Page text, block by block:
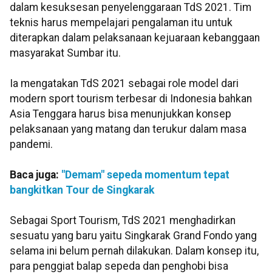
dalam kesuksesan penyelenggaraan TdS 2021. Tim
teknis harus mempelajari pengalaman itu untuk
diterapkan dalam pelaksanaan kejuaraan kebanggaan
masyarakat Sumbar itu.
Ia mengatakan TdS 2021 sebagai role model dari
modern sport tourism terbesar di Indonesia bahkan
Asia Tenggara harus bisa menunjukkan konsep
pelaksanaan yang matang dan terukur dalam masa
pandemi.
Baca juga: "Demam" sepeda momentum tepat
bangkitkan Tour de Singkarak
Sebagai Sport Tourism, TdS 2021 menghadirkan
sesuatu yang baru yaitu Singkarak Grand Fondo yang
selama ini belum pernah dilakukan. Dalam konsep itu,
para penggiat balap sepeda dan penghobi bisa